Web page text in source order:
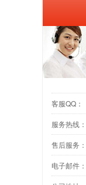
客服QQ：
服务热线：
售后服务：
电子邮件：